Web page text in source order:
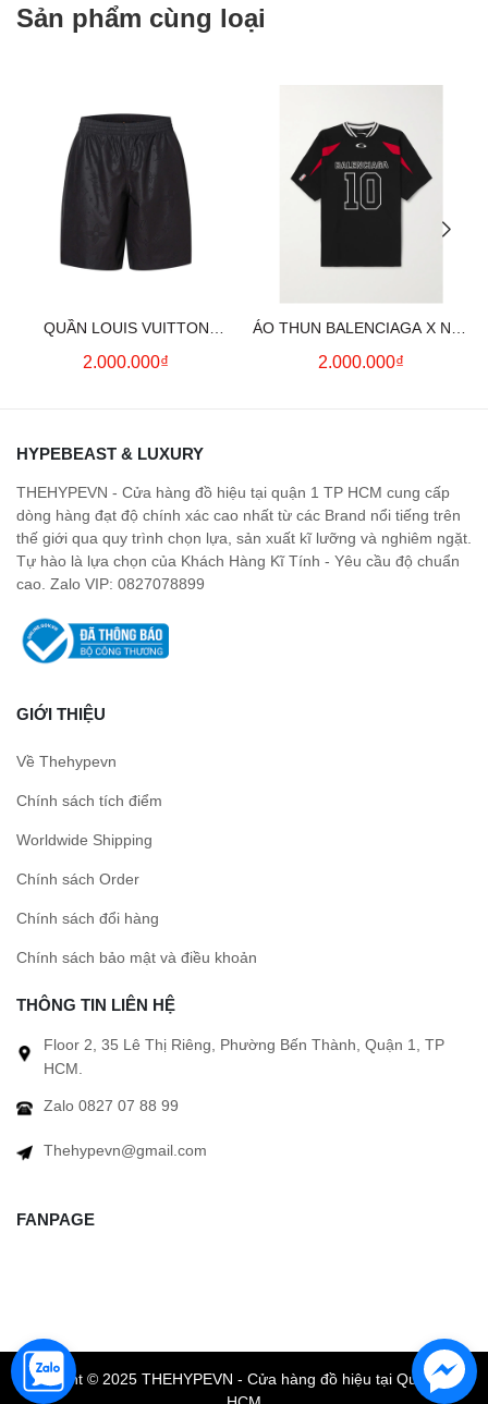
Sản phẩm cùng loại
QUẦN LOUIS VUITTON
MONOGRAM MOIRE
2.000.000₫
ÁO THUN BALENCIAGA X NBA
LOGO COTTON JERSEY T-
2.000.000₫
HYPEBEAST & LUXURY
THEHYPEVN - Cửa hàng đồ hiệu tại quận 1 TP HCM cung cấp
dòng hàng đạt độ chính xác cao nhất từ các Brand nổi tiếng trên
thế giới qua quy trình chọn lựa, sản xuất kĩ lưỡng và nghiêm ngặt.
Tự hào là lựa chọn của Khách Hàng Kĩ Tính - Yêu cầu độ chuẩn
cao. Zalo VIP: 0827078899
GIỚI THIỆU
Về Thehypevn
Chính sách tích điểm
Worldwide Shipping
Chính sách Order
Chính sách đổi hàng
Chính sách bảo mật và điều khoản
THÔNG TIN LIÊN HỆ
Floor 2, 35 Lê Thị Riêng, Phường Bến Thành, Quận 1, TP
HCM.
Zalo 0827 07 88 99
Thehypevn@gmail.com
FANPAGE
Copyright © 2025 THEHYPEVN - Cửa hàng đồ hiệu tại Quận 1 TP